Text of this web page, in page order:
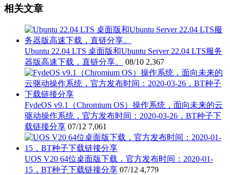
相关文章
Ubuntu 22.04 LTS 桌面版和Ubuntu Server 22.04 LTS服务
器版高速下载，直链分享。
08/10 2,367
FydeOS v9.1（Chromium OS）操作系统，面向未来的云
驱动操作系统，官方发布时间：2020-03-26，BT种子下
载链接分享 07/12 7,061
UOS V20 64位桌面版下载，官方发布时间：2020-01-
15，BT种子下载链接分享 07/12 4,779